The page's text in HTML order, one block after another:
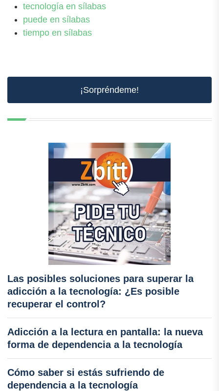
tecnología en sílabas
puede en sílabas
tiempo en sílabas
¡Sorpréndeme!
Las posibles soluciones para superar la
adicción a la tecnología: ¿Es posible
recuperar el control?
Adicción a la lectura en pantalla: la nueva
forma de dependencia a la tecnología
Cómo saber si estás sufriendo de
dependencia a la tecnología